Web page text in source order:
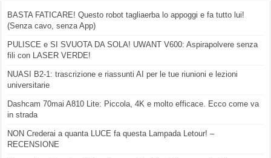
BASTA FATICARE! Questo robot tagliaerba lo appoggi e fa tutto lui!
(Senza cavo, senza App)
PULISCE e SI SVUOTA DA SOLA! UWANT V600: Aspirapolvere senza
fili con LASER VERDE!
NUASI B2-1: trascrizione e riassunti AI per le tue riunioni e lezioni
universitarie
Dashcam 70mai A810 Lite: Piccola, 4K e molto efficace. Ecco come va
in strada
NON Crederai a quanta LUCE fa questa Lampada Letour! –
RECENSIONE